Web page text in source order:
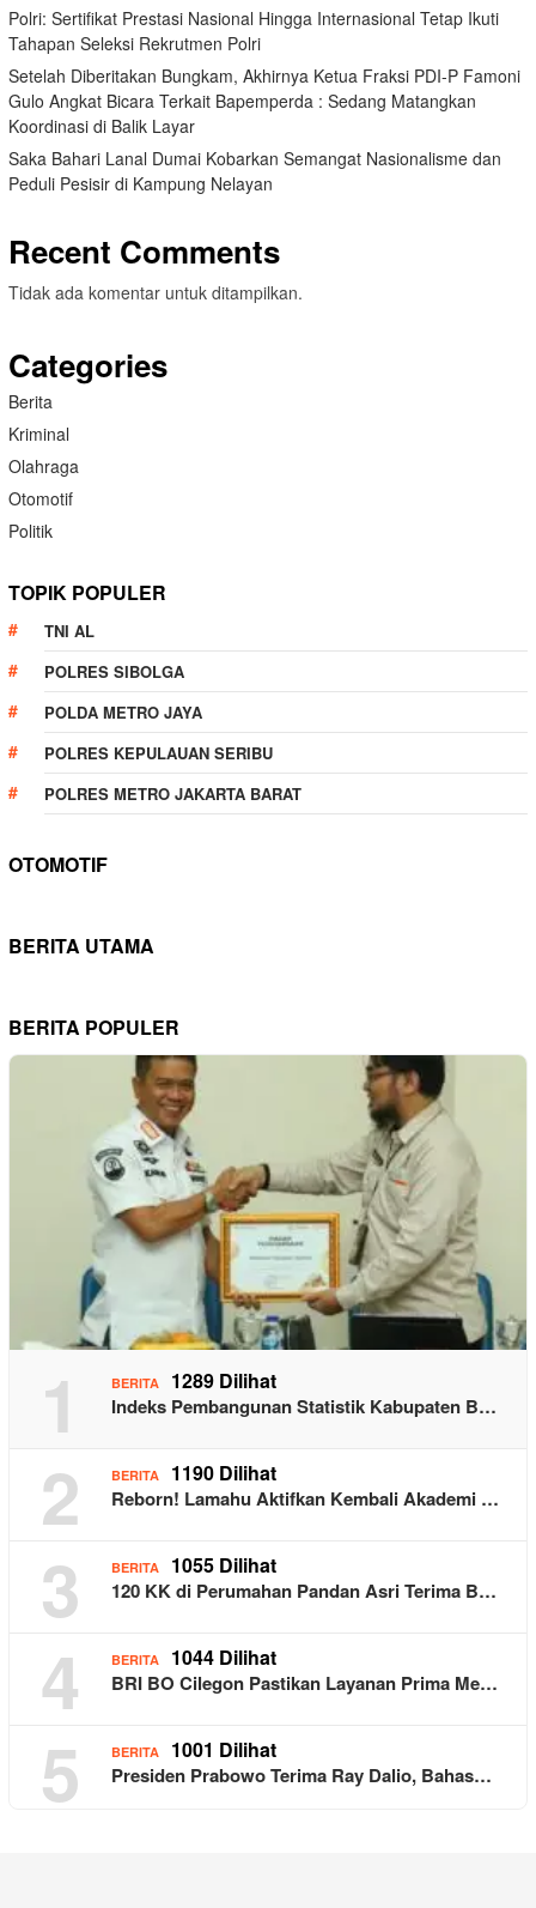
Polri: Sertifikat Prestasi Nasional Hingga Internasional Tetap Ikuti
Tahapan Seleksi Rekrutmen Polri
Setelah Diberitakan Bungkam, Akhirnya Ketua Fraksi PDI-P Famoni
Gulo Angkat Bicara Terkait Bapemperda : Sedang Matangkan
Koordinasi di Balik Layar
Saka Bahari Lanal Dumai Kobarkan Semangat Nasionalisme dan
Peduli Pesisir di Kampung Nelayan
Recent Comments
Tidak ada komentar untuk ditampilkan.
Categories
Berita
Kriminal
Olahraga
Otomotif
Politik
TOPIK POPULER
TNI AL
POLRES SIBOLGA
POLDA METRO JAYA
POLRES KEPULAUAN SERIBU
POLRES METRO JAKARTA BARAT
OTOMOTIF
BERITA UTAMA
BERITA POPULER
1 BERITA 1289 Dilihat
Indeks Pembangunan Statistik Kabupaten B…
2 BERITA 1190 Dilihat
Reborn! Lamahu Aktifkan Kembali Akademi …
3 BERITA 1055 Dilihat
120 KK di Perumahan Pandan Asri Terima B…
4 BERITA 1044 Dilihat
BRI BO Cilegon Pastikan Layanan Prima Me…
5 BERITA 1001 Dilihat
Presiden Prabowo Terima Ray Dalio, Bahas…